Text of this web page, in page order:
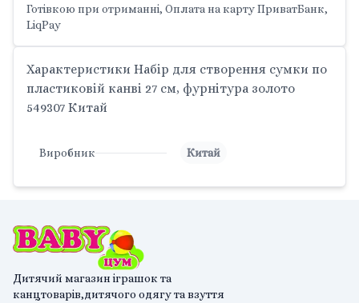
Готівкою при отриманні, Оплата на карту ПриватБанк,
LiqPay
Характеристики Набір для створення сумки по
пластиковій канві 27 см, фурнітура золото
549307 Китай
Виробник Китай
Дитячий магазин іграшок та
канцтоварів,дитячого одягу та взуття